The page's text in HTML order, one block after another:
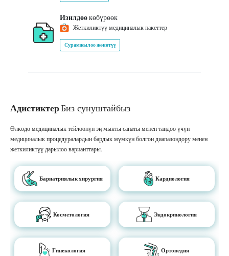
Изилдөөкөбүрөөк
Жеткиликтүү медициналык пакеттер
Сурамжылоо жөнөтүү
АдистиктерБиз сунуштайбыз
Өлкөдө медициналык тейлөөнүн эң мыкты сапаты менен тандоо үчүн
медициналык процедуралардын бардык мүмкүн болгон диапазондору менен
жеткиликтүү дарылоо варианттары.
Бариатриялык хирургия Кардиология
Косметология Эндокринология
Гинекология Ортопедия